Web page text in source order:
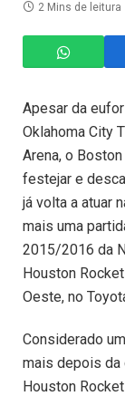
2 Mins de leitura
Apesar da
Oklahoma City
Arena, o
festejar e
já volta a atuar
mais uma
2015/2016 da
Houston
Oeste, no
Considerado
mais depois da
Houston